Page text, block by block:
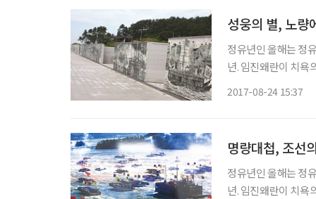
성웅의 별, 노량
정유년인 올해는 정
년. 임진왜란이 치욕
2017-08-24 15:37
명량대첩, 조선
정유년인 올해는 정
년. 임진왜란이 치욕의 역사였다면, 정유재란은 왜군이 충남 이북에 발도 못 붙인 구국승전의